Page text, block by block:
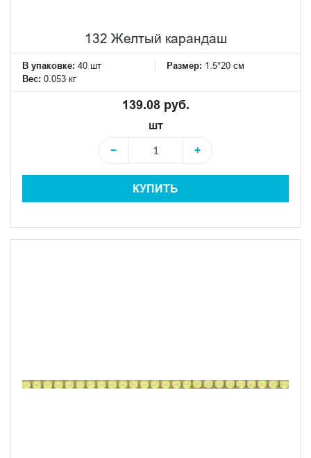
132 Желтый карандаш
В упаковке: 40 шт Размер: 1.5*20 см
Вес: 0.053 кг
139.08 руб.
шт
−
+
КУПИТЬ